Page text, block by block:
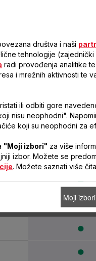
Visok (35 do
Professional
220-240 V
50-60 Hz
društva i naši
tehnologije
radi provođenja analitike
i mrežnih aktivnosti te
ili odbiti gore
nisu neophodni".
koji su neophodni za
"Moji izbori" za više
izbor. Možete se
. Možete saznati više
Moji izbori